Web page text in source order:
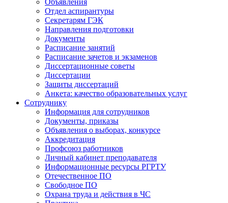
Объявления
Отдел аспирантуры
Секретарям ГЭК
Направления подготовки
Документы
Расписание занятий
Расписание зачетов и экзаменов
Диссертационные советы
Диссертации
Защиты диссертаций
Анкета: качество образовательных услуг
Сотруднику
Информация для сотрудников
Документы, приказы
Объявления о выборах, конкурсе
Аккредитация
Профсоюз работников
Личный кабинет преподавателя
Информационные ресурсы РГРТУ
Отечественное ПО
Свободное ПО
Охрана труда и действия в ЧС